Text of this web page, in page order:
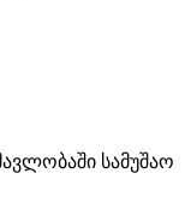
სამუშაო